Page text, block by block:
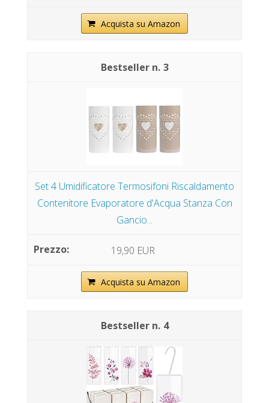
Acquista su Amazon
3
Set 4 Umidificatore Termosifoni Riscaldamento
Contenitore Evaporatore d'Acqua Stanza Con
Gancio...
19,90 EUR
Acquista su Amazon
4